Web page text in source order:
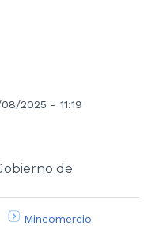
2025 - 11:19
de
Mincomercio